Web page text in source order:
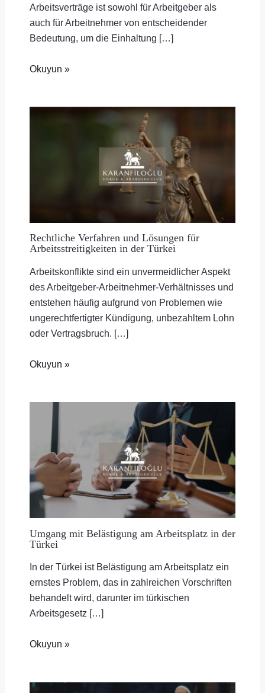
Arbeitsverträge ist sowohl für Arbeitgeber als
auch für Arbeitnehmer von entscheidender
Bedeutung, um die Einhaltung […]
Okuyun »
Rechtliche Verfahren und Lösungen für
Arbeitsstreitigkeiten in der Türkei
Arbeitskonflikte sind ein unvermeidlicher Aspekt
des Arbeitgeber-Arbeitnehmer-Verhältnisses und
entstehen häufig aufgrund von Problemen wie
ungerechtfertigter Kündigung, unbezahltem Lohn
oder Vertragsbruch. […]
Okuyun »
Umgang mit Belästigung am Arbeitsplatz in der
Türkei
In der Türkei ist Belästigung am Arbeitsplatz ein
ernstes Problem, das in zahlreichen Vorschriften
behandelt wird, darunter im türkischen
Arbeitsgesetz […]
Okuyun »